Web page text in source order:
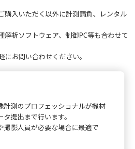
購入いただく以外に計測請負、レンタル
解析ソフトウェア、制御PC等も合わせて
お問い合わせください。
計測のプロフェッショナルが機材
提出まで行います。
撮影人員が必要な場合に最適で